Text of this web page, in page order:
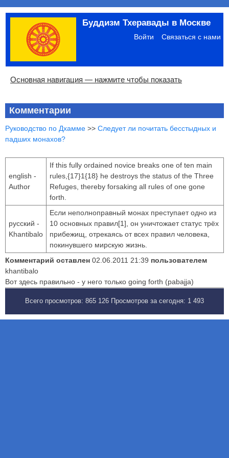
Перейти
основному
содержанию
Буддизм Тхеравады в Москве
Меню
учётной
записи
пользователя
Войти Связаться с нами
Основная
Основная навигация — нажмите чтобы показать
Главная
Община
Палийский канон
Язык пали
Материалы по темам
Современная литература
Блоги
Ссылки
Поиск
Комментарии
Руководство по Дхамме >> Следует ли почитать бесстыдных и
падших монахов?
english -
Author
If this fully ordained novice breaks one of ten main
rules,{17}1{18} he destroys the status of the Three
Refuges, thereby forsaking all rules of one gone
forth.
русский -
Khantibalo
Если неполноправный монах преступает одно из
10 основных правил[1], он уничтожает статус трёх
прибежищ, отрекаясь от всех правил человека,
покинувшего мирскую жизнь.
Комментарий оставлен 02.06.2011 21:39 пользователем
khantibalo
Вот здесь правильно - у него только going forth (pabajja)
Всего просмотров: 865 126 Просмотров за сегодня: 1 493